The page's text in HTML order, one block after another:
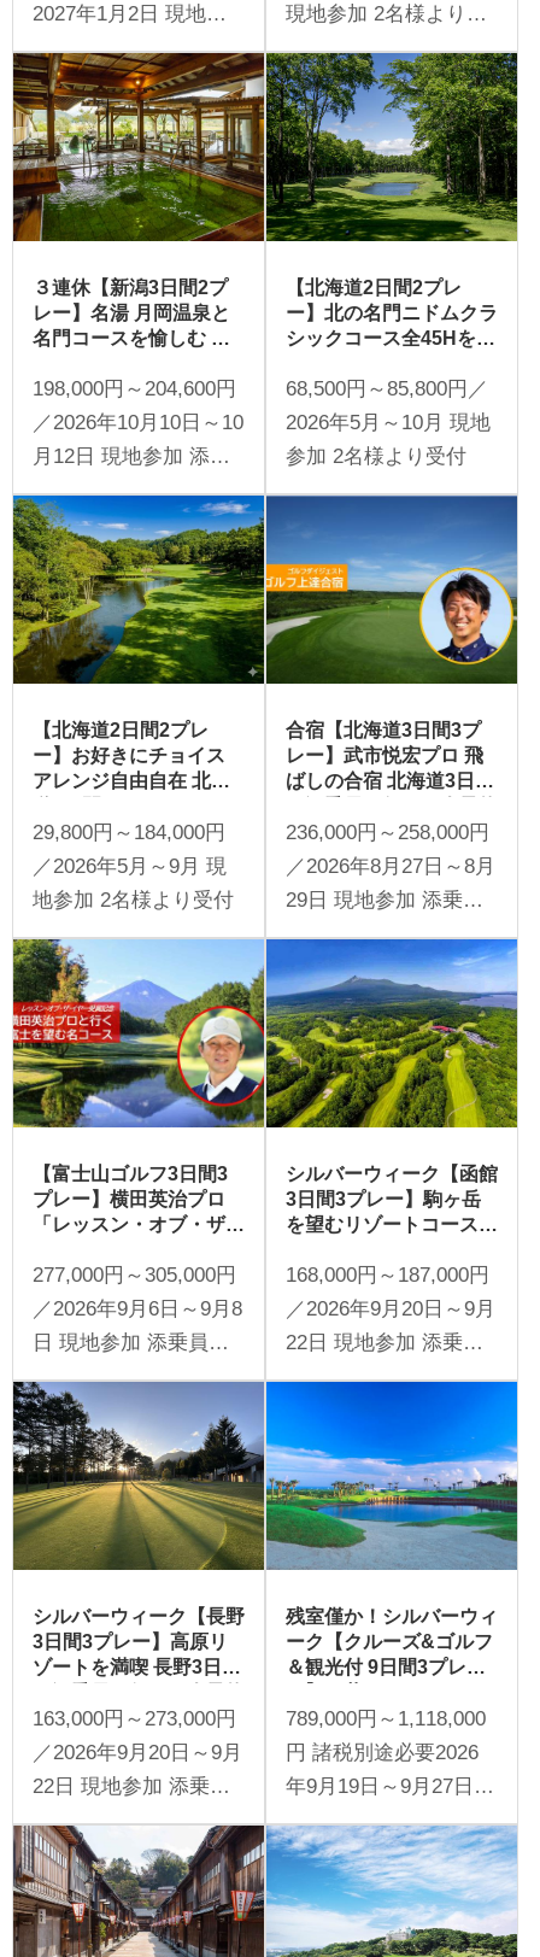
2027年1月2日 現地参
加 1名様より受付
現地参加 2名様より受
付
３連休【新潟3日間2プ
レー】名湯 月岡温泉と
名門コースを愉しむ 新
一人予約可能）
198,000円～204,600円
／2026年10月10日～10
月12日 現地参加 添乗
員同行 1名様より受付
【北海道2日間2プレ
ー】北の名門ニドムクラ
シックコース全45Hを制
ート2日間
68,500円～85,800円／
2026年5月～10月 現地
参加 2名様より受付
【北海道2日間2プレ
ー】お好きにチョイス
アレンジ自由自在 北海
29,800円～184,000円
／2026年5月～9月 現
地参加 2名様より受付
合宿【北海道3日間3プ
レー】武市悦宏プロ 飛
ばしの合宿 北海道3日間
可能）
236,000円～258,000円
／2026年8月27日～8月
29日 現地参加 添乗員
同行 1名様より受付
【富士山ゴルフ3日間3
プレー】横田英治プロ
「レッスン・オブ・ザ・
プロ直伝の技でトーナメ
ントコースを攻略 富士
山ゴルフ3日間（添乗員
同行／一人予約可能）
277,000円～305,000円
／2026年9月6日～9月8
日 現地参加 添乗員同
行 1名様より受付
シルバーウィーク【函館
3日間3プレー】駒ヶ岳
を望むリゾートコースを
（添乗員同行／一人予約
可能）
168,000円～187,000円
／2026年9月20日～9月
22日 現地参加 添乗員
同行 1名様より受付
シルバーウィーク【長野
3日間3プレー】高原リ
ゾートを満喫 長野3日間
可能）
163,000円～273,000円
／2026年9月20日～9月
22日 現地参加 添乗員
同行 1名様より受付
残室僅か！シルバーウィ
ーク【クルーズ&ゴルフ
＆観光付 9日間3プレ
で航く九州・釜山9日間
（一人予約可能）
789,000円～1,118,000
円 諸税別途必要2026
年9月19日～9月27日
現地参加 1名様より受
付